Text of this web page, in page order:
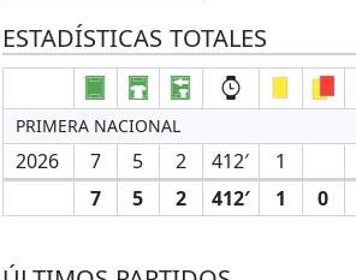
ESTADÍSTICAS TOTALES
PRIMERA NACIONAL
2026 7 5 2 412′
1
7
5 2 412′ 1 0